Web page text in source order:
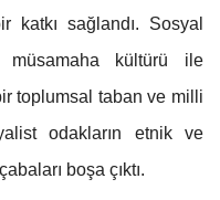
sağlandı. Sosyal
kültürü ile
toplumsal taban ve milli
odakların etnik ve
boşa çıktı.